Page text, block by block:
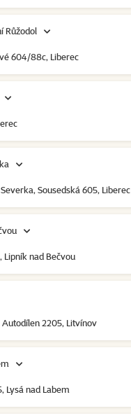
Růžodol
604/88c, Liberec
Sousedská 605, Liberec
Lipník nad Bečvou
Autodílen 2205, Litvínov
Lysá nad Labem